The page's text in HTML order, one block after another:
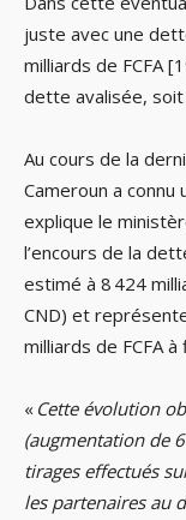
juste avec une
milliards de FCFA
dette avalisée, soit
Au cours de la
Cameroun a
explique le
l’encours de la
estimé à 8 424
CND) et
milliards de FCFA
« Cette évolution
(augmentation de
tirages effectués
les partenaires au